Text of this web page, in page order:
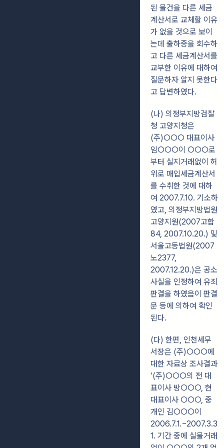
된 물건을 다른 세금
계산서로 교체할 이유
가 없을 것으로 보이
는데 출하증을 회수하
고 다른 세금계산서를
교부한 이유에 대하여
질문하자 알지 못한다
고 답변하였다.
(나) 의정부지방검찰
청 고양지청은
(주)○○○ 대표이사
임○○○이 ○○○로
부터 실지거래없이 허
위로 매입세금계산서
를 수취한 것에 대하
여 2007.7.10. 기소하
였고, 의정부지방법원
고양지원(2007고합
84, 2007.10.20.) 및
서울고등법원(2007
노2377,
2007.12.20.)은 공소
사실을 인정하여 유죄
판결을 하였음이 판결
문 등에 의하여 확인
된다.
(다) 한편, 인천세무
서장은 (주)○○○에
대한 자료상 조사결과
‘(주)○○○의 전 대
표이사 방○○○, 현
대표이사 ○○○, 중
개인 김○○○이
2006.7.1.~2007.3.3
1. 기간 중에 실물거래